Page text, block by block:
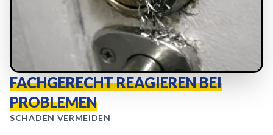
FACHGERECHT REAGIEREN BEI
PROBLEMEN
SCHÄDEN VERMEIDEN